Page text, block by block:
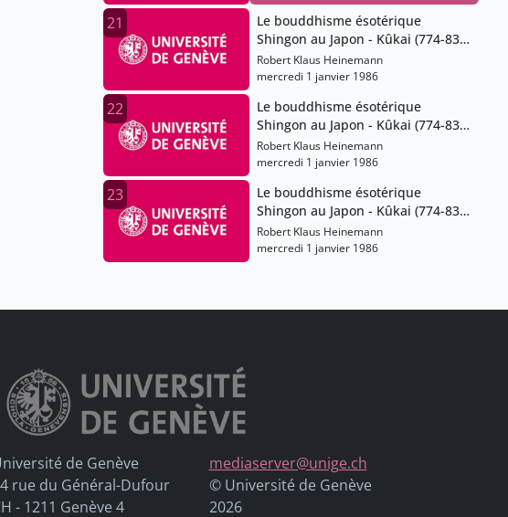
21
Le bouddhisme ésotérique
Shingon au Japon - Kûkai (774-835)
et ses successeurs
Robert Klaus Heinemann
mercredi 1 janvier 1986
22
Le bouddhisme ésotérique
Shingon au Japon - Kûkai (774-835)
et ses successeurs
Robert Klaus Heinemann
mercredi 1 janvier 1986
23
Le bouddhisme ésotérique
Shingon au Japon - Kûkai (774-835)
et ses successeurs
Robert Klaus Heinemann
mercredi 1 janvier 1986
de Genève
rue du Général-Dufour
- 1211 Genève 4
mediaserver@unige.ch
© Université de Genève
2026